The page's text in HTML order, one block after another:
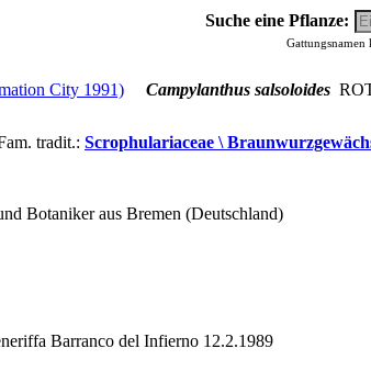
Suche eine Pflanze:
Campylanthus salsoloides
tradit.: Scrophulariaceae \
Botaniker aus Bremen (Deutschland)